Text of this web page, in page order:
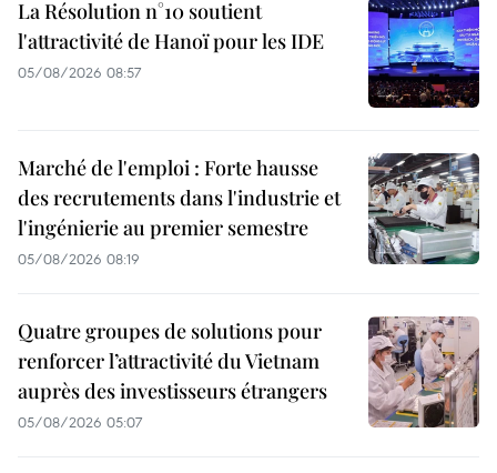
La Résolution n°10 soutient
l'attractivité de Hanoï pour les IDE
05/08/2026 08:57
Marché de l'emploi : Forte hausse
des recrutements dans l'industrie et
l'ingénierie au premier semestre
05/08/2026 08:19
Quatre groupes de solutions pour
renforcer l’attractivité du Vietnam
auprès des investisseurs étrangers
05/08/2026 05:07